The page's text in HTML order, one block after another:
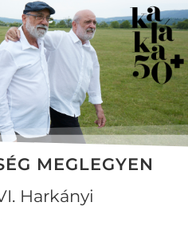
MEGLEGYEN
Harkányi